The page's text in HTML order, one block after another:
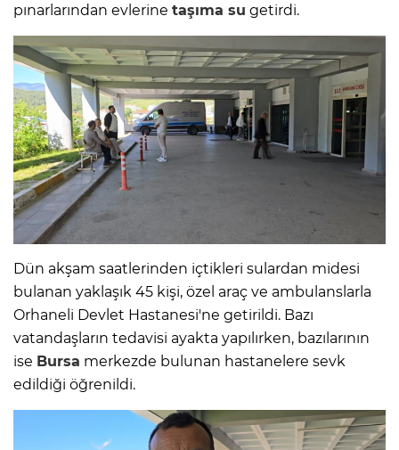
pınarlarından evlerine taşıma su getirdi.
Dün akşam saatlerinden içtikleri sulardan midesi
bulanan yaklaşık 45 kişi, özel araç ve ambulanslarla
Orhaneli Devlet Hastanesi'ne getirildi. Bazı
vatandaşların tedavisi ayakta yapılırken, bazılarının
ise Bursa merkezde bulunan hastanelere sevk
edildiği öğrenildi.